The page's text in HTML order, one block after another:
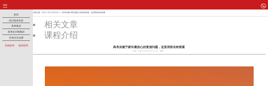
首页
四川高考专攻
高考复读
高考全日制集训
艺考生文化课
在线咨询 电话咨询
当前位置： 首页 >>四川高考专攻>> 高考后遂宁家长最担心的复读问题，这里用排名给答案
相关文章
课程介绍
高考后遂宁家长最担心的复读问题，这里用排名给答案
时间：2026-05-30 09:45:41 来源：